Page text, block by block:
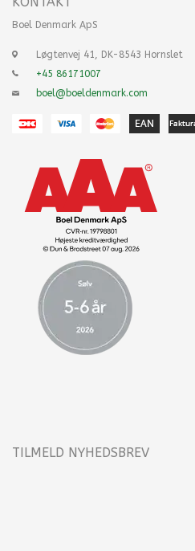
Boel Denmark ApS
Løgtenvej 41, DK-8543 Hornslet
+45 86171007
boel@boeldenmark.com
TILMELD NYHEDSBREV